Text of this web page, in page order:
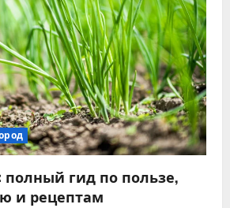
гид по пользе,
и рецептам